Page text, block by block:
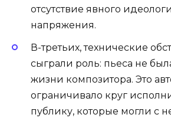
отсутствие явного
напряжения.
В-третьих, технические
сыграли роль: пьеса не
жизни композитора. Это
ограничивало круг
публику, которые могли с